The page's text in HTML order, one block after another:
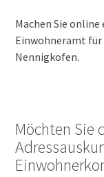
Machen Sie
Einwohneramt für
Nennigkofen.
Möchten Sie